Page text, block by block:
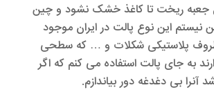
جعبه ریخت تا کاغذ خشک نشود و چین
این نوع پالت در ایران موجود
پلاستیکی شکلات و … که سطحی
به جای پالت استفاده می کنم که اگر
بی دغدغه دور بیاندازم.